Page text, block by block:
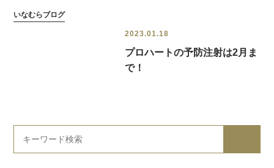
いなむらブログ
2023.01.18
プロハートの予防注射は2月ま
で！